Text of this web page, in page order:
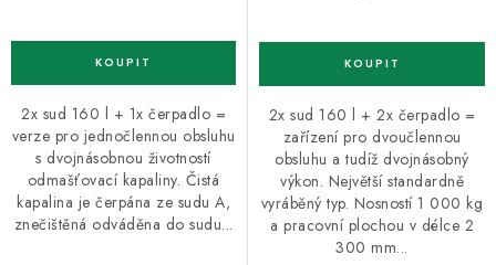
2x sud 160 l + 1x čerpadlo =
verze pro jednočlennou obsluhu
s dvojnásobnou životností
odmašťovací kapaliny. Čistá
kapalina je čerpána ze sudu A,
znečištěná odváděna do sudu...
2x sud 160 l + 2x čerpadlo =
zařízení pro dvoučlennou
obsluhu a tudíž dvojnásobný
výkon. Největší standardně
vyráběný typ. Nosností 1 000 kg
a pracovní plochou v délce 2
300 mm...